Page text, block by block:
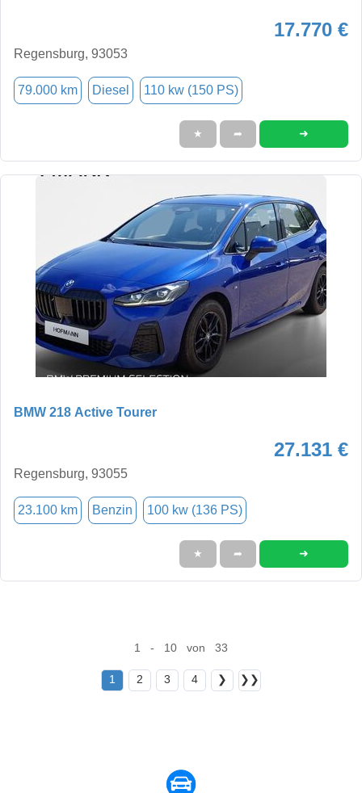
17.770 €
Regensburg, 93053
79.000 km Diesel 110 kw (150 PS)
★ ➦ ➜
BMW 218 Active Tourer
27.131 €
Regensburg, 93055
23.100 km Benzin 100 kw (136 PS)
★ ➦ ➜
1 - 10 von 33
1 2 3 4 ❯ ❯❯